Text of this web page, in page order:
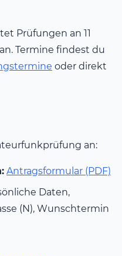
Prüfungen an 11
Termine findest du
oder direkt
an:
Antragsformular (PDF)
Daten,
(N), Wunschtermin